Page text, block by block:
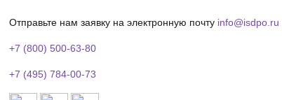
Отправьте нам заявку на электронную почту info@isdpo.ru
+7 (800) 500-63-80
+7 (495) 784-00-73